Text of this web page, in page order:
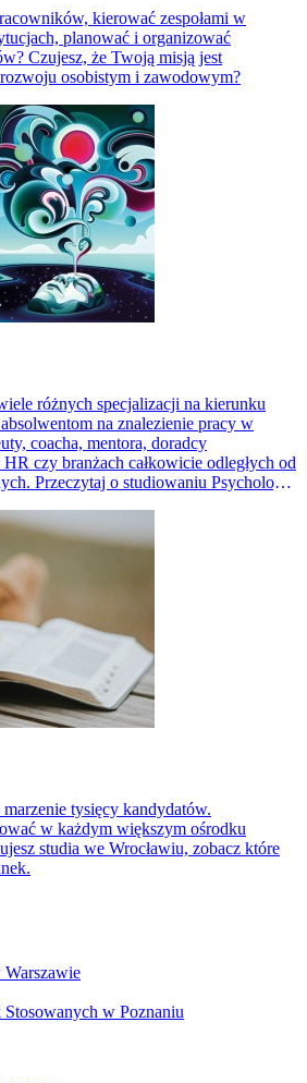
kierować zespołami w
planować i organizować
Czujesz, że Twoją misją jest
osobistym i zawodowym?
różnych specjalizacji na kierunku
na znalezienie pracy w
coacha, mentora, doradcy
czy branżach całkowicie odległych od
Przeczytaj o studiowaniu Psychologii
i zarobki absolwentów.
tysięcy kandydatów.
w każdym większym ośrodku
studia we Wrocławiu, zobacz które
w Poznaniu